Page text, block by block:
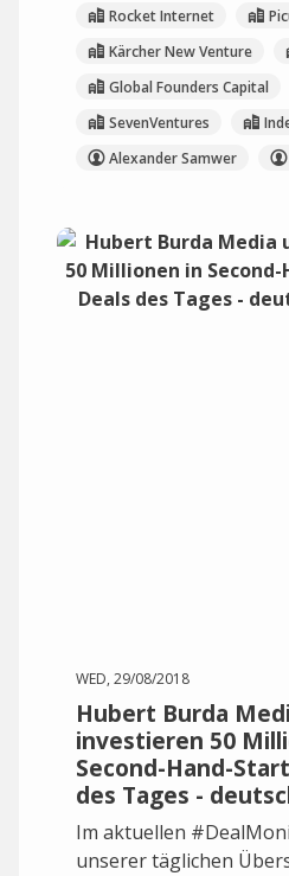
Rocket Internet
Kärcher New Venture
Global Founders Capital
SevenVentures
Alexander Samwer
WED, 29/08/2018
Hubert Burda
investieren 50
Second-Hand-
des Tages -
Im aktuellen
unserer täglichen